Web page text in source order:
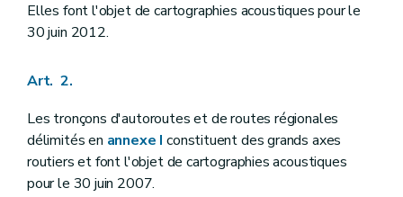
Elles font l'objet de cartographies acoustiques pour le
30 juin 2012.
Art. 2.
Les tronçons d'autoroutes et de routes régionales
délimités en annexe I constituent des grands axes
routiers et font l'objet de cartographies acoustiques
pour le 30 juin 2007.